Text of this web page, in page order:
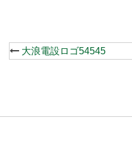
Post
大浪電設ロゴ54545